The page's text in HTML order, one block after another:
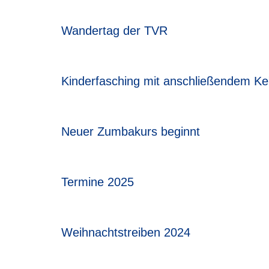
Wandertag der TVR
Kinderfasching mit anschließendem
Neuer Zumbakurs beginnt
Termine 2025
Weihnachtstreiben 2024